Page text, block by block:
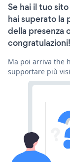
Se hai il tuo
hai superato la
della presenza
congratulazioni!
Ma poi arriva the
supportare più